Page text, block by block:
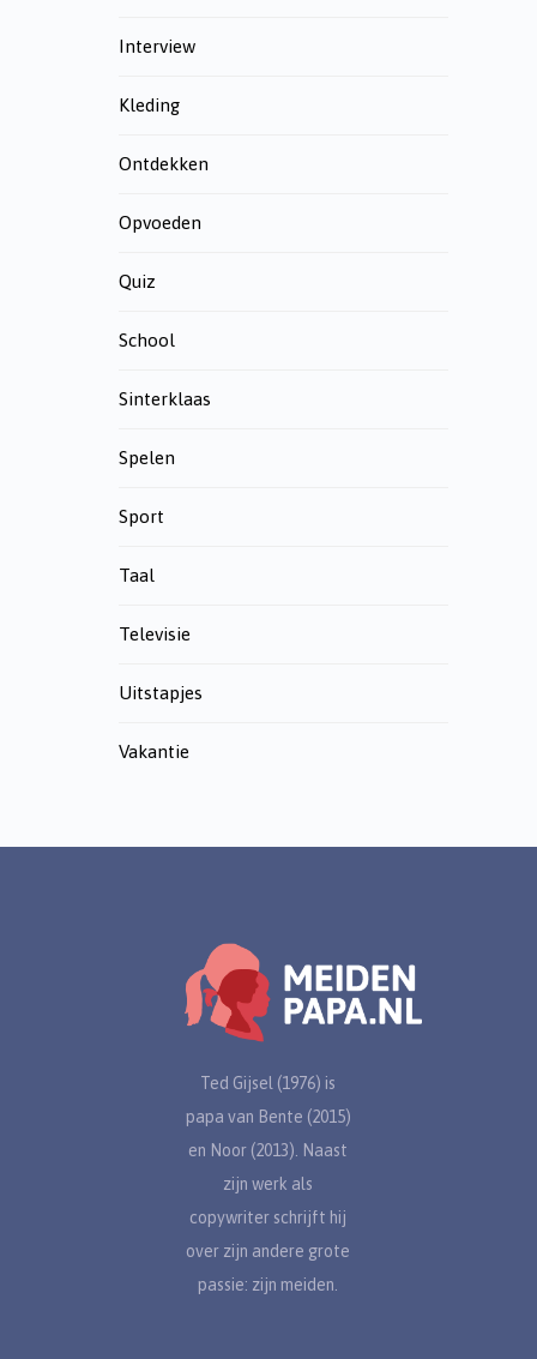
Interview
Kleding
Ontdekken
Opvoeden
Quiz
School
Sinterklaas
Spelen
Sport
Taal
Televisie
Uitstapjes
Vakantie
Ted Gijsel (1976) is
papa van Bente (2015)
en Noor (2013). Naast
zijn werk als
copywriter schrijft hij
over zijn andere grote
passie: zijn meiden.